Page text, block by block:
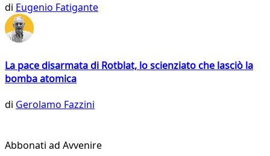
di Eugenio Fatigante
La pace disarmata di Rotblat, lo scienziato che lasciò la
bomba atomica
di Gerolamo Fazzini
Abbonati ad Avvenire